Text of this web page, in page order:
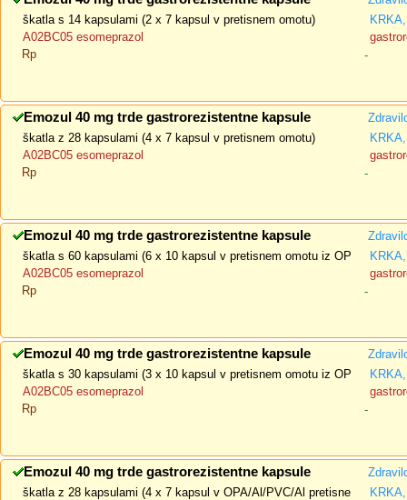
škatla s 14 kapsulami (2 x 7 kapsul v pretisnem omotu)
A02BC05 esomeprazol
Rp
-
Emozul 40 mg trde gastrorezistentne kapsule
škatla z 28 kapsulami (4 x 7 kapsul v pretisnem omotu)
A02BC05 esomeprazol
Rp
-
Emozul 40 mg trde gastrorezistentne kapsule
škatla s 60 kapsulami (6 x 10 kapsul v pretisnem omotu iz OP
A02BC05 esomeprazol
Rp
-
Emozul 40 mg trde gastrorezistentne kapsule
škatla s 30 kapsulami (3 x 10 kapsul v pretisnem omotu iz OP
A02BC05 esomeprazol
Rp
-
Emozul 40 mg trde gastrorezistentne kapsule
škatla z 28 kapsulami (4 x 7 kapsul v OPA/Al/PVC/Al pretisne